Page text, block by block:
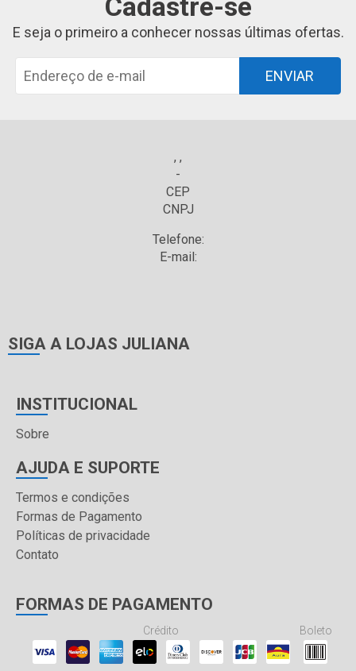
Cadastre-se
E seja o primeiro a conhecer nossas últimas ofertas.
ENVIAR
, ,
-
CEP
CNPJ
Telefone:
E-mail:
SIGA A LOJAS JULIANA
INSTITUCIONAL
Sobre
AJUDA E SUPORTE
Termos e condições
Formas de Pagamento
Políticas de privacidade
Contato
FORMAS DE PAGAMENTO
Crédito Boleto